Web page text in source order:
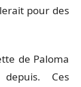
pour des
de Paloma
Ces